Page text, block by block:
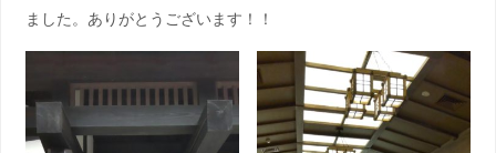
ました。ありがとうございます！！